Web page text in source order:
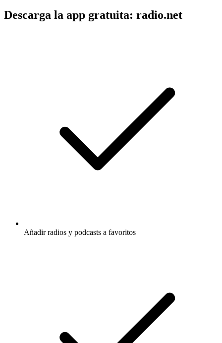
Descarga la app gratuita: radio.net
Añadir radios y podcasts a favoritos